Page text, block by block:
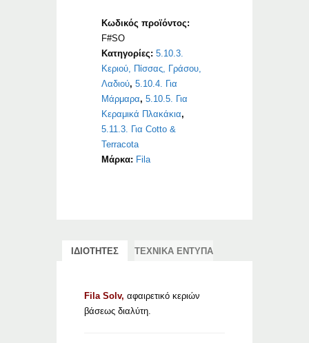
Κωδικός προϊόντος:
F#SO
Κατηγορίες:5.10.3.
Κεριού, Πίσσας, Γράσου,
Λαδιού,5.10.4. Για
Μάρμαρα,5.10.5. Για
Κεραμικά Πλακάκια,
5.11.3. Για Cotto &
Terracota
Μάρκα: Fila
ΙΔΙΟΤΗΤΕΣ ΤΕΧΝΙΚΑ ΕΝΤΥΠΑ
Fila Solv, αφαιρετικό κεριών
βάσεως διαλύτη.